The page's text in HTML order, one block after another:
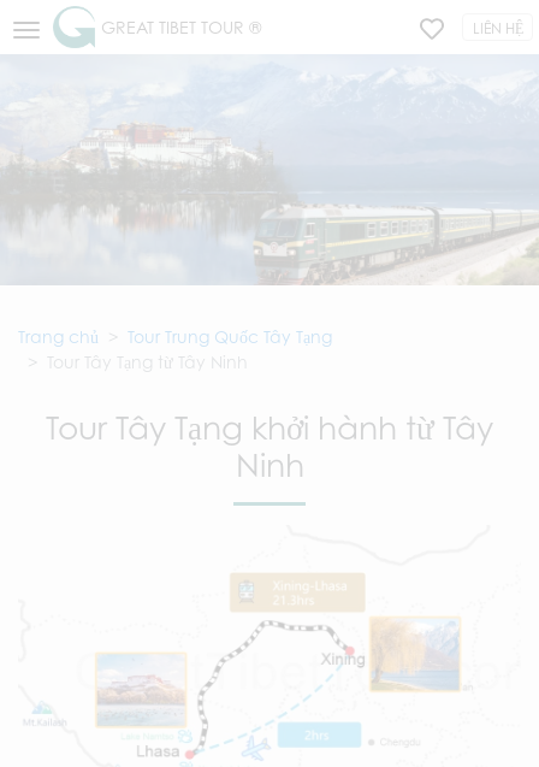
GREAT TIBET TOUR ® LIÊN HỆ
Trang chủ
Tour Trung Quốc Tây Tạng
Tour Tây Tạng từ Tây Ninh
Tour Tây Tạng khởi hành từ Tây
Ninh